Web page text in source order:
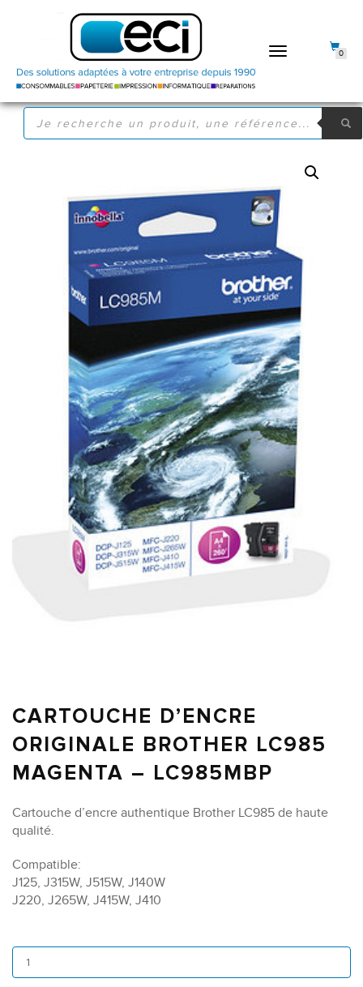
DÉPLIER
RECHERCHE
PRODUITS
0
CARTOUCHE D’ENCRE
ORIGINALE BROTHER LC985
MAGENTA – LC985MBP
Cartouche d’encre authentique Brother LC985 de haute
qualité.
Compatible:
J125, J315W, J515W, J140W
J220, J265W, J415W, J410